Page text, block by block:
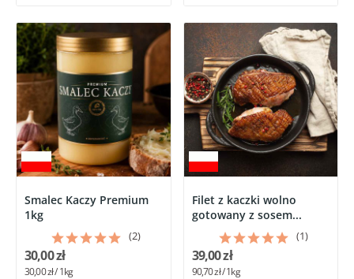
Smalec Kaczy Premium
1kg
(2)
30,00 zł
30,00 zł / 1kg
Filet z kaczki wolno
gotowany z sosem...
(1)
39,00 zł
90,70 zł / 1kg